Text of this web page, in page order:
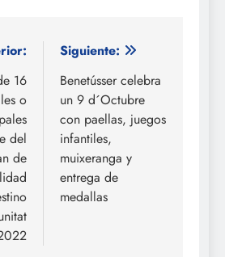
16
o
del
de
Siguiente:
Benetússer celebra
un 9 d´Octubre
con paellas, juegos
infantiles,
muixeranga y
entrega de
medallas